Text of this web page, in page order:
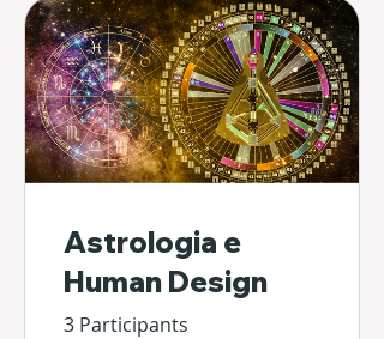
Astrologia e
Human Design
3 Participants